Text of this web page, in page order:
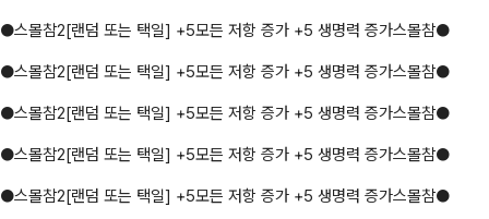
●스몰참2[랜덤 또는 택일] +5모든 저항 증가 +5 생명력 증가스몰참●
●스몰참2[랜덤 또는 택일] +5모든 저항 증가 +5 생명력 증가스몰참●
●스몰참2[랜덤 또는 택일] +5모든 저항 증가 +5 생명력 증가스몰참●
●스몰참2[랜덤 또는 택일] +5모든 저항 증가 +5 생명력 증가스몰참●
●스몰참2[랜덤 또는 택일] +5모든 저항 증가 +5 생명력 증가스몰참●